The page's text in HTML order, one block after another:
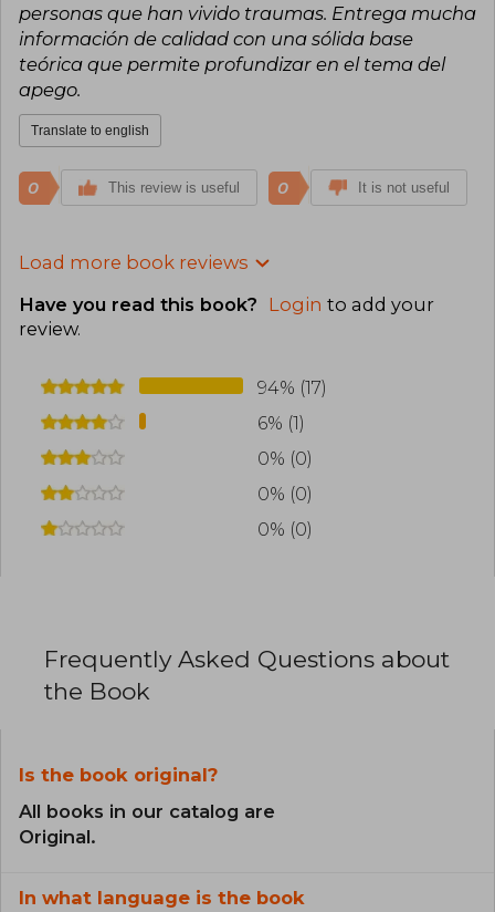
personas que han vivido traumas. Entrega mucha
información de calidad con una sólida base
teórica que permite profundizar en el tema del
apego.
Translate to english
0 This review is useful 0 It is not useful
Load more book reviews
Have you read this book? Login to add your
review.
94% (17)
6% (1)
0% (0)
0% (0)
0% (0)
Frequently Asked Questions about
the Book
Is the book original?
All books in our catalog are
Original.
In what language is the book